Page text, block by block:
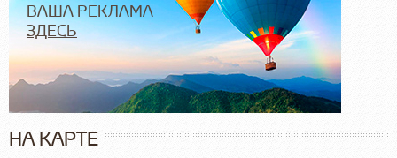
ВАША РЕКЛАМА
ЗДЕСЬ
НА КАРТЕ